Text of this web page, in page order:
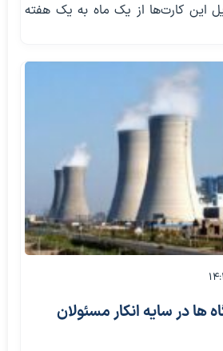
این کارت‌ها از یک ماه به یک هفته
ها در سایه انکار مسئولان